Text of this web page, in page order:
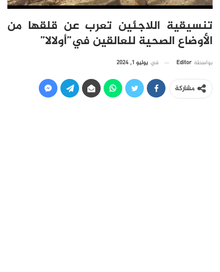
تنسيقية اللاجئين تعرب عن قلقها من
الأوضاع الصحية للعالقين في”أولالا”
بواسطة Editor في يوليو 1, 2024
مشاركة